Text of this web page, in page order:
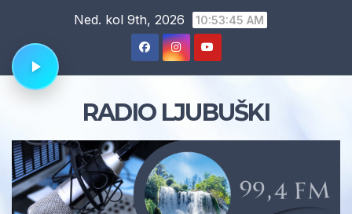
content
Ned. kol 9th, 2026 10:53:46 AM
RADIO LJUBUŠKI